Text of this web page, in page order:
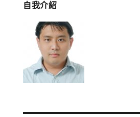
自我介紹